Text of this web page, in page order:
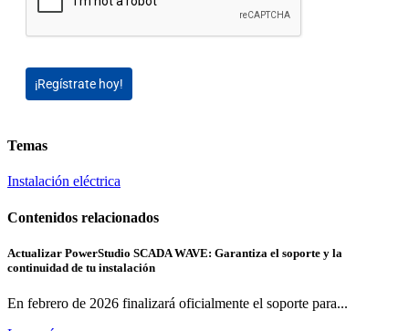
¡Regístrate hoy!
Temas
Instalación eléctrica
Contenidos relacionados
Actualizar PowerStudio SCADA WAVE: Garantiza el soporte y la
continuidad de tu instalación
En febrero de 2026 finalizará oficialmente el soporte para...